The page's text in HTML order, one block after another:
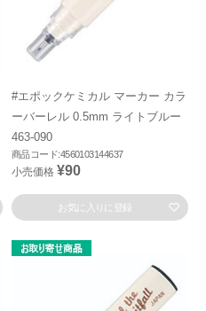
#エポックケミカル マーカー カラ
ーバーレル 0.5mm ライトブルー
463-090
商品コード:4560103144637
小売価格 ¥90
お気に入りに登録